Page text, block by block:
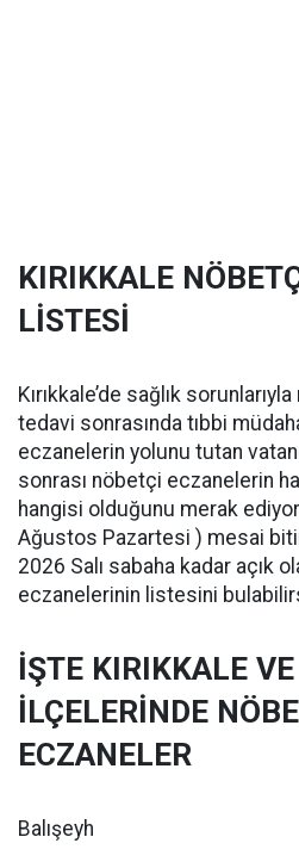
KIRIKKALE
LİSTESİ
Kırıkkale’de sağlık
tedavi sonrasında tıbbi
eczanelerin yolunu tutan
sonrası nöbetçi eczanelerin
hangisi olduğunu merak
Ağustos Pazartesi ) mesai
2026 Salı sabaha kadar açık
eczanelerinin listesini
İŞTE KIRIKKALE
İLÇELERİNDE
ECZANELER
Balışeyh